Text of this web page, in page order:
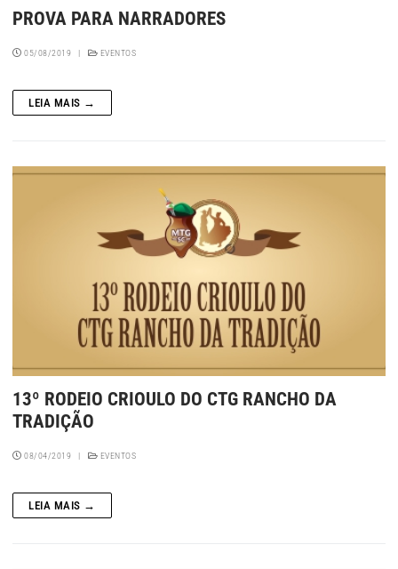
PROVA PARA NARRADORES
05/08/2019 | EVENTOS
LEIA MAIS →
13º RODEIO CRIOULO DO CTG RANCHO DA
TRADIÇÃO
08/04/2019 EVENTOS
LEIA MAIS →